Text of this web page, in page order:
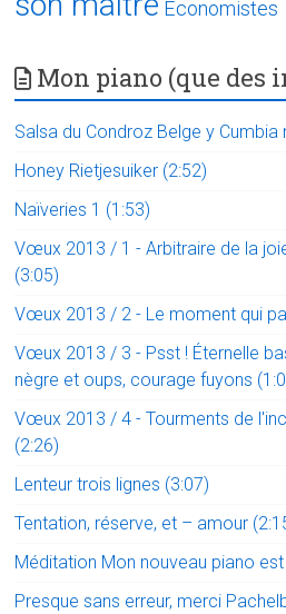
Économistes
Mon piano (que des
Salsa du Condroz Belge y Cumbia
Honey Rietjesuiker (2:52)
Naïveries 1 (1:53)
Vœux 2013 / 1 - Arbitraire de la
(3:05)
Vœux 2013 / 2 - Le moment qui
Vœux 2013 / 3 - Psst ! Éternelle
nègre et oups, courage fuyons
Vœux 2013 / 4 - Tourments de
(2:26)
Lenteur trois lignes (3:07)
Tentation, réserve, et – amour
Méditation Mon nouveau piano
Presque sans erreur, merci